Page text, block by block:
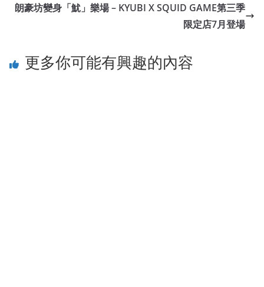
朗豪坊變身「魷」樂場 – KYUBI X SQUID GAME第三季
限定店7月登場
更多你可能有興趣的內容